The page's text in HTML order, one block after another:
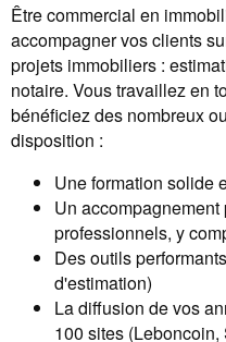
Être commercial en
accompagner vos clients
projets immobiliers :
notaire. Vous travaillez en
bénéficiez des nombreux
disposition :
Une formation solide
Un
professionnels, y
Des outils
d'estimation)
La diffusion de vos
100 sites